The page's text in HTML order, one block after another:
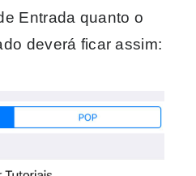
Entrada quanto o
deverá ficar assim: